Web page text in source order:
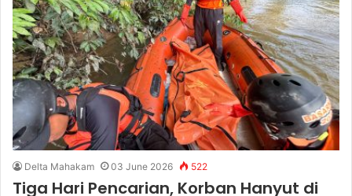
Delta Mahakam 03 June 2026 522
Tiga Hari Pencarian, Korban Hanyut di